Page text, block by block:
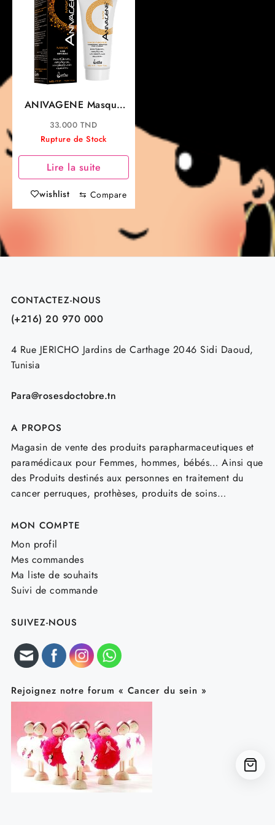
ANIVAGENE Masque
Réparateur Cheveux
125ML
33.000 TND
Rupture de Stock
Lire la suite
wishlist ⇆ Compare
CONTACTEZ-NOUS
(+216) 20 970 000
4 Rue JERICHO Jardins de Carthage 2046 Sidi Daoud,
Tunisia
Para@rosesdoctobre.tn
A PROPOS
Magasin de vente des produits parapharmaceutiques et
paramédicaux pour Femmes, hommes, bébés… Ainsi que
des Produits destinés aux personnes en traitement du
cancer perruques, prothèses, produits de soins…
MON COMPTE
Mon profil
Mes commandes
Ma liste de souhaits
Suivi de commande
SUIVEZ-NOUS
Rejoignez notre forum « Cancer du sein »